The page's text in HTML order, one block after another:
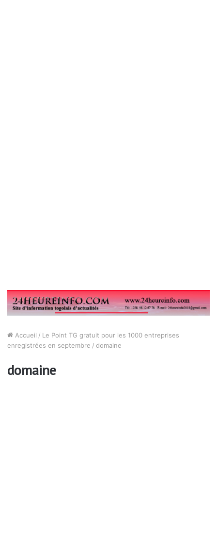
Accueil / Le Point TG gratuit pour les 1000 entreprises
enregistrées en septembre / domaine
domaine